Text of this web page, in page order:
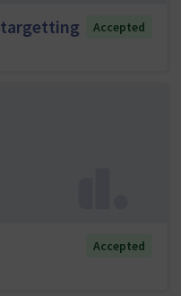
Accepted
Accepted